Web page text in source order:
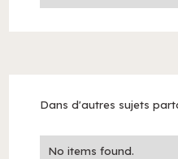
Dans d'autres sujets
No items found.